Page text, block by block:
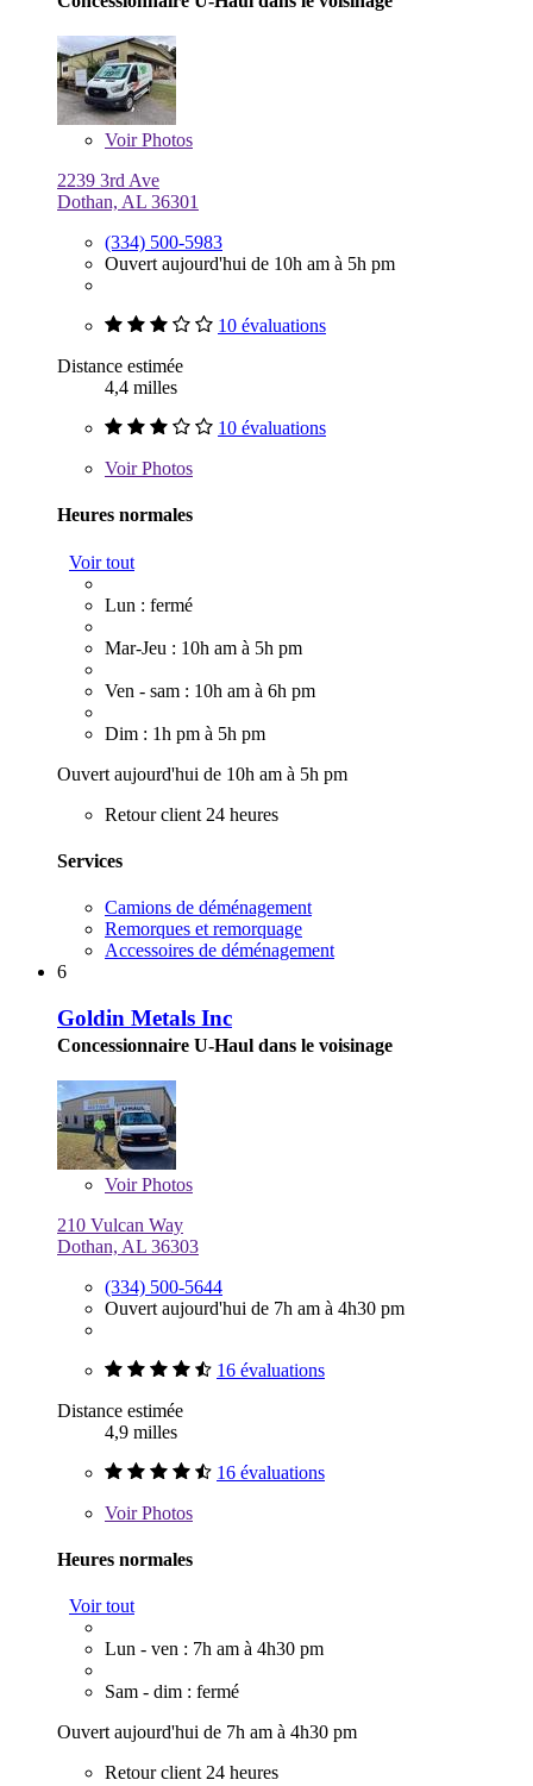
VoirPhotos
2239 3rd Ave
Dothan, AL 36301
(334) 500-5983
Ouvert aujourd'hui de 10h am à 5h pm
10 évaluations
Distance estimée
4,4 milles
10 évaluations
VoirPhotos
Heures normales
Voir tout
Lun : fermé
Mar-Jeu : 10h am à 5h pm
Ven - sam : 10h am à 6h pm
Dim : 1h pm à 5h pm
Ouvert aujourd'hui de 10h am à 5h pm
Retour client 24 heures
Services
Camions de déménagement
Remorques et remorquage
Accessoires de déménagement
6
Goldin Metals Inc
Concessionnaire U-Haul dans le voisinage
VoirPhotos
210 Vulcan Way
Dothan, AL 36303
(334) 500-5644
Ouvert aujourd'hui de 7h am à 4h30 pm
16 évaluations
Distance estimée
4,9 milles
16 évaluations
VoirPhotos
Heures normales
Voir tout
Lun - ven : 7h am à 4h30 pm
Sam - dim : fermé
Ouvert aujourd'hui de 7h am à 4h30 pm
Retour client 24 heures